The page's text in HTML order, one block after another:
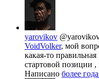
yarovikov
VoidVolker, мой
какая-то
стартовой позиции ,
Написано более